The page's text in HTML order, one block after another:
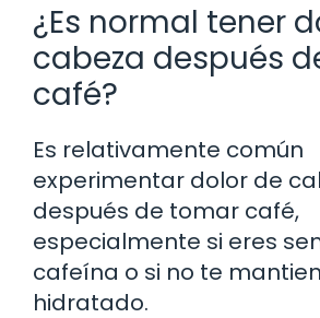
¿Es normal tener
cabeza después
café?
Es relativamente común
experimentar dolor de
después de tomar café,
especialmente si eres
cafeína o si no te
hidratado.